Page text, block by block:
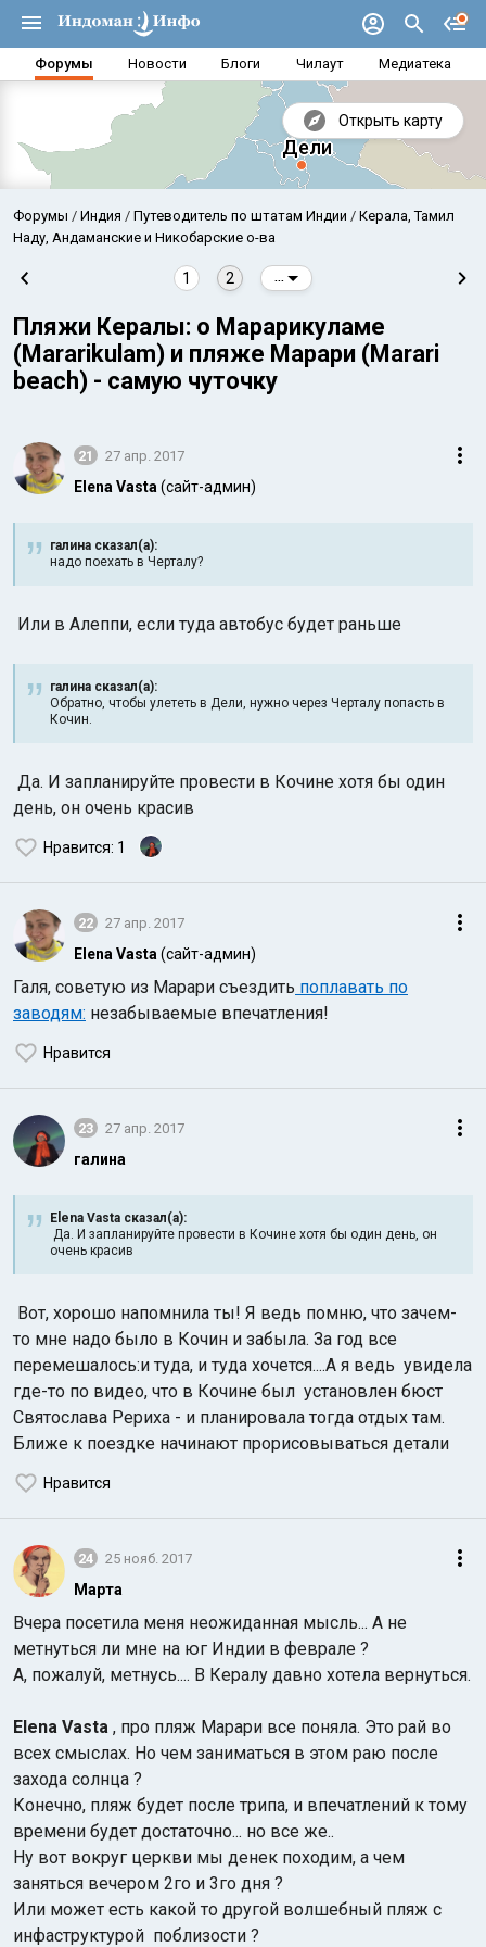
Форумы Новости Блоги Чилаут Медиатека
Открыть карту
Аравийское море
Форумы Индия Путеводитель по штатам Индии
Керала, Тамил
Наду, Андаманские и Никобарские о-ва
1 2
Пляжи Кералы: о Марарикуламе
(Mararikulam) и пляже Марари (Marari
beach) - самую чуточку
21 27 апр. 2017
Elena Vasta (сайт-админ)
галина сказал(а):
надо поехать в Черталу?
Или в Алеппи, если туда автобус будет раньше
галина сказал(а):
Обратно, чтобы улететь в Дели, нужно через Черталу попасть в
Кочин.
Да. И запланируйте провести в Кочине хотя бы один
день, он очень красив
Нравится: 1
22 27 апр. 2017
Elena Vasta (сайт-админ)
Галя, советую из Марари съездить поплавать по
заводям: незабываемые впечатления!
Нравится
23 27 апр. 2017
галина
Elena Vasta сказал(а):
Да. И запланируйте провести в Кочине хотя бы один день, он
очень красив
Вот, хорошо напомнила ты! Я ведь помню, что зачем-
то мне надо было в Кочин и забыла. За год все
перемешалось:и туда, и туда хочется....А я ведь увидела
где-то по видео, что в Кочине был установлен бюст
Святослава Рериха - и планировала тогда отдых там.
Ближе к поездке начинают прорисовываться детали
Нравится
24 25 нояб. 2017
Марта
Вчера посетила меня неожиданная мысль... А не
метнуться ли мне на юг Индии в феврале ?
А, пожалуй, метнусь.... В Кералу давно хотела вернуться.
Elena Vasta , про пляж Марари все поняла. Это рай во
всех смыслах. Но чем заниматься в этом раю после
захода солнца ?
Конечно, пляж будет после трипа, и впечатлений к тому
времени будет достаточно... но все же..
Ну вот вокруг церкви мы денек походим, а чем
заняться вечером 2го и 3го дня ?
Или может есть какой то другой волшебный пляж с
инфаструктурой поблизости ?